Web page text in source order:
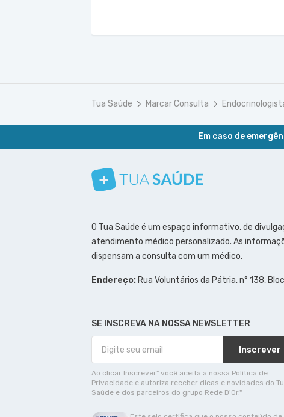
Tua Saúde Marcar Consulta
Em caso de
Conheça nosso canal
Siga a gente no Instagram
Siga a gente no Facebook
Siga a gente no Pinterest
O Tua Saúde é um espaço informativo, de
atendimento médico personalizado. As
dispensam a consulta com um médico.
Endereço: Rua Voluntários da Pátria, n° 138,
SE INSCREVA NA NOSSA NEWSLETTER
Inscrever
Ao clicar Inscrever" você aceita a nossa Política de
Privacidade e autoriza receber dicas e novidades do
Saúde e dos parceiros do grupo Rede D'Or."